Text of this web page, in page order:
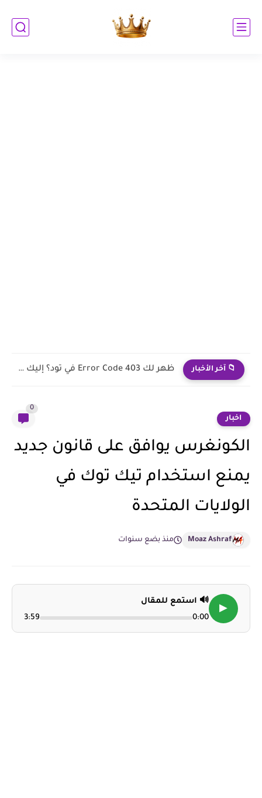
📁 آخر الأخبار ماذا تفعل إذا تم اختراق حسابك بعد الاشتراك في تود؟...
اخبار
0
الكونغرس يوافق على قانون جديد
يمنع استخدام تيك توك في
الولايات المتحدة
Moaz Ashraf منذ بضع سنوات
▶
🔊 استمع للمقال
0:00
3:59